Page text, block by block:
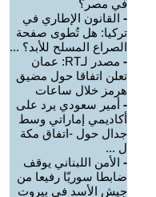
في مصر؟
- القانون الإطاري في
تركيا: هل تُطوى صفحة
الصراع المسلح للأبد؟ ...
-
مصدر لـRT: عمان
تعلن اتفاقا حول مضيق
هرمز خلال ساعات
- أمير سعودي يرد على
أكاديمي إماراتي وسط
جدال حول -اتفاق مكة
ل ...
- الأمن اللبناني يوقف
ضابطا سوريّا رفيعا من
جيش الأسد في بيروت